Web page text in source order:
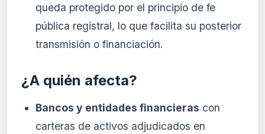
queda protegido por el principio de fe
pública registral, lo que facilita su posterior
transmisión o financiación.
¿A quién afecta?
Bancos y entidades financieras con
carteras de activos adjudicados en